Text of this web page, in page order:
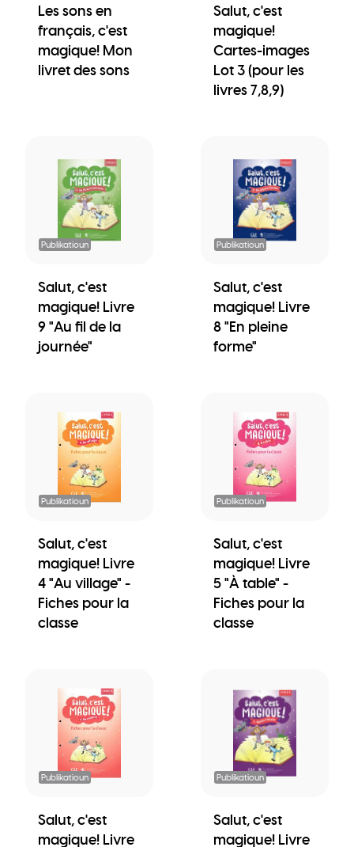
Les sons en
français, c'est
magique! Mon
livret des sons
Salut, c'est
magique!
Cartes-images
Lot 3 (pour les
livres 7,8,9)
Publikatioun
Salut, c'est
magique! Livre
9 "Au fil de la
journée"
Publikatioun
Salut, c'est
magique! Livre
8 "En pleine
forme"
Publikatioun
Salut, c'est
magique! Livre
4 "Au village" -
Fiches pour la
classe
Publikatioun
Salut, c'est
magique! Livre
5 "À table" -
Fiches pour la
classe
Publikatioun
Salut, c'est
magique! Livre
Publikatioun
Salut, c'est
magique! Livre